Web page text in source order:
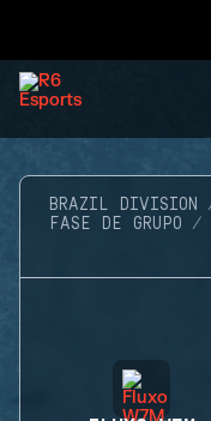
BRAZIL DIVISION
FASE DE GRUPO